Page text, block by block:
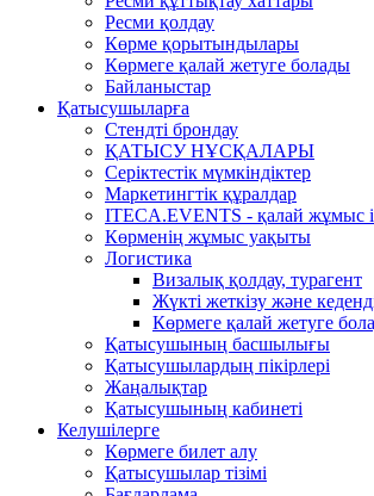
Ресми қолдау
Көрме қорытындылары
Көрмеге қалай жетуге болады
Байланыстар
Қатысушыларға
Стендті брондау
ҚАТЫСУ НҰСҚАЛАРЫ
Серіктестік мүмкіндіктер
Маркетингтік құралдар
ITECA.EVENTS - қалай жұмыс
Көрменің жұмыс уақыты
Логистика
Визалық қолдау, турагент
Жүкті жеткізу және
Көрмеге қалай жетуге
Қатысушының басшылығы
Қатысушылардың пікірлері
Жаңалықтар
Қатысушының кабинеті
Келушілерге
Көрмеге билет алу
Қатысушылар тізімі